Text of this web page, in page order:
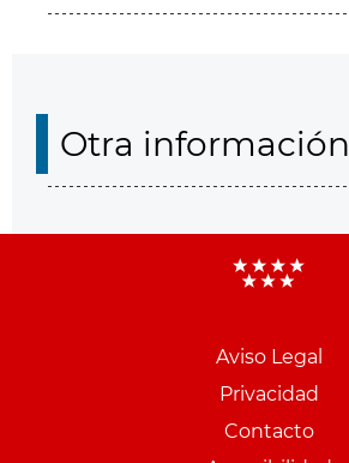
Otra información
Aviso Legal
Privacidad
Contacto